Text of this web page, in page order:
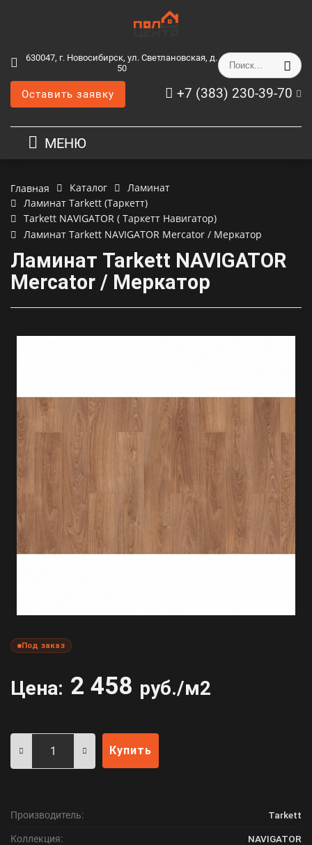
630047, г. Новосибирск, ул. Светлановская, д.
50
+7 (383) 230-39-70
Оставить заявку
МЕНЮ
Главная Каталог
Ламинат
Ламинат Tarkett (Таркетт)
Tarkett NAVIGATOR ( Таркетт Навигатор)
Ламинат Tarkett NAVIGATOR Mercator / Меркатор
Ламинат Tarkett NAVIGATOR
Mercator / Меркатор
Под заказ
Цена: 2 458 руб./м2
Купить
Производитель: Tarkett
Коллекция: NAVIGATOR